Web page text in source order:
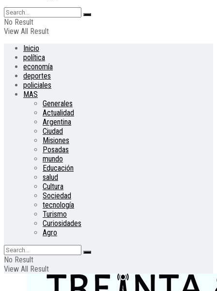
No Result
View All Result
Inicio
política
economía
deportes
policiales
MAS
Generales
Actualidad
Argentina
Ciudad
Misiones
Posadas
mundo
Educación
salud
Cultura
Sociedad
tecnología
Turismo
Curiosidades
Agro
No Result
View All Result